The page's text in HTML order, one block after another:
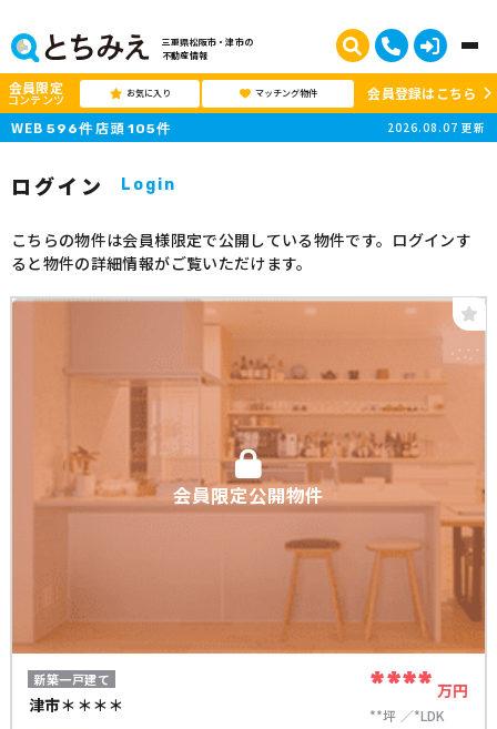
三重県松阪市・津市の
不動産情報
会員限定
コンテンツ お気に入り マッチング物件
会員登録はこちら
WEB 596件 店頭 105件 2026.08.07 更新
ログイン Login
こちらの物件は会員様限定で公開している物件です。ログインす
ると物件の詳細情報がご覧いただけます。
会員限定公開物件
新築一戸建て
津市＊＊＊＊ **** 万円
**坪
*LDK